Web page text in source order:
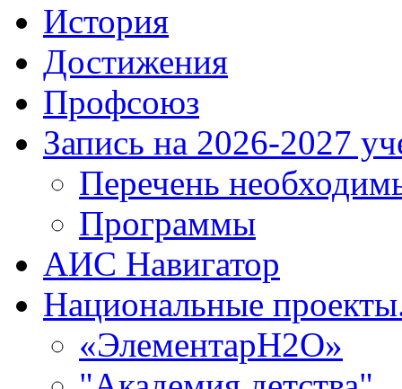
История
Достижения
Профсоюз
Запись на 2026-2027
Перечень
Программы
АИС Навигатор
Национальные
«ЭлементарH2O»